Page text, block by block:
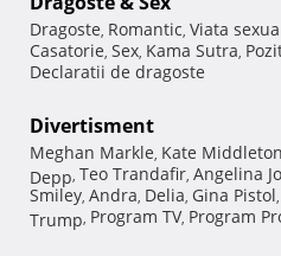
Dragoste, Romantic, Viata
Casatorie, Sex, Kama Sutra,
Declaratii de dragoste
Divertisment
Meghan Markle, Kate Middleton
Depp, Teo Trandafir, Angelina
Smiley, Andra, Delia, Gina Pistol,
Trump, Program TV, Program